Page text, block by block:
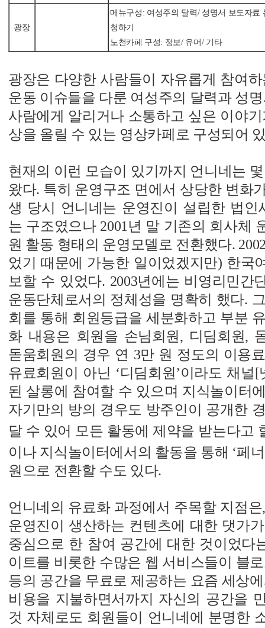
광장
메뉴구성: 여성주의 달력/ 성명서 보도자
청하기
노천카페 구성: 정보/ 유머/ 기타
광장은 다양한 사람들이 자유롭게 참여
운동 이슈들을 다룬 여성주의 달력과 성
사람에게 알리거나 소통하고 싶은 이야
상을 올릴 수 있는 영상카페로 구성되어
현재의 이런 모습이 있기까지 언니네는
왔다. 특히 운영구조 면에서 상당한 변화
생 당시 언니네는 운영진이 설립한 법인
는 구조였으나 2001년 말 기존의 회사체
원 활동 형태의 운영모델로 전환했다.
었기 때문에 가능한 일이었겠지만) 한국
보할 수 있었다. 2003년에는 비영리민간
운동단체로서의 정체성을 명확히 했다.
회를 통해 회원등급을 세분화하고 부분
화 내용은 회원을 손님회원, 디딤회원,
돋움회원의 경우 연 3만 원 정도의 이용
유료회원이 아닌 ‘디딤회원’이라도 채널
된 살롱에 참여할 수 있으며 지식놀이터
자기만의 방의 경우도 방주인이 공개한
달 수 있어 모든 활동에 제약을 받는다고
이나 지식놀이터에서의 활동을 통해 ‘페
원으로 전환할 수도 있다.
언니네의 유료화 과정에서 주목할 지점
운영진이 생산하는 컨텐츠에 대한 댓가
중심으로 한 참여 공간에 대한 것이었다
이트를 비롯한 수많은 웹 서비스들이 블
등의 공간을 무료로 제공하는 요즘 세상
비용을 지불하면서까지 자신의 공간을
것 자체로도 회원들이 언니네에 분명한